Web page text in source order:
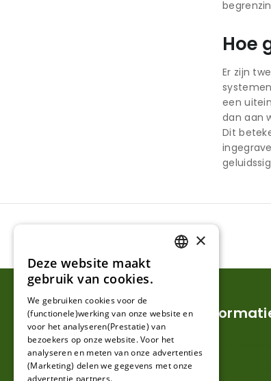
Hoe
Er zijn
een
dan aan
Dit
Klantenservice
Mijn account
Klantenservice
GERMAN
×
Deze website maakt
gebruik van cookies.
We gebruiken cookies voor de
(functionele)werking van onze website en
voor het analyseren(Prestatie) van
bezoekers op onze website. Voor het
analyseren en meten van onze advertenties
(Marketing) delen we gegevens met onze
advertentie partners.